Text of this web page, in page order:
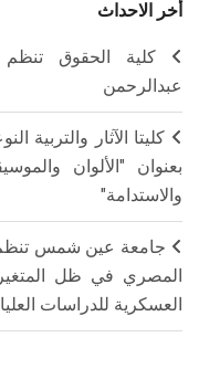
أخر الاحداث
كلية الحقوق
عبدالرحمن
كليتا الآثار والتربية
بعنوان "الألوان
والاستدامة"
جامعة عين شمس تنظم
المصري في ظل
العسكرية للدراسات